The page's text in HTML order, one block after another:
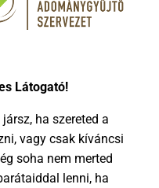
Látogató!
ha szereted a
vagy csak kíváncsi
soha nem merted
lenni, ha